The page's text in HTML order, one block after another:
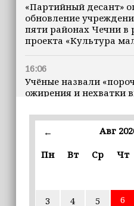
«Партийный десант»
обновление
пяти районах Чечни в
проекта «Культура
16:06
Учёные назвали
ожирения и нехватки
16:00
В Чеченской
избирательные
← Авг
Пн
Вт Ср Чт
3
4 5 6